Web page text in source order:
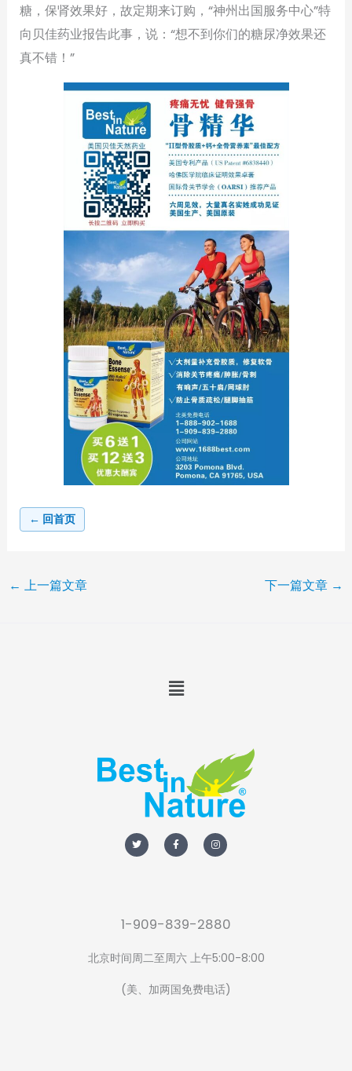
糖，保肾效果好，故定期来订购，“神州出国服务中心”特
向贝佳药业报告此事，说：“想不到你们的糖尿净效果还
真不错！”
← 回首页
← 上一篇文章 下一篇文章 →
Menu
w
i
t
a
c
e
n
s
t
1-909-839-2880
北京时间周二至周六 上午5:00-8:00
(美、加两国免费电话)